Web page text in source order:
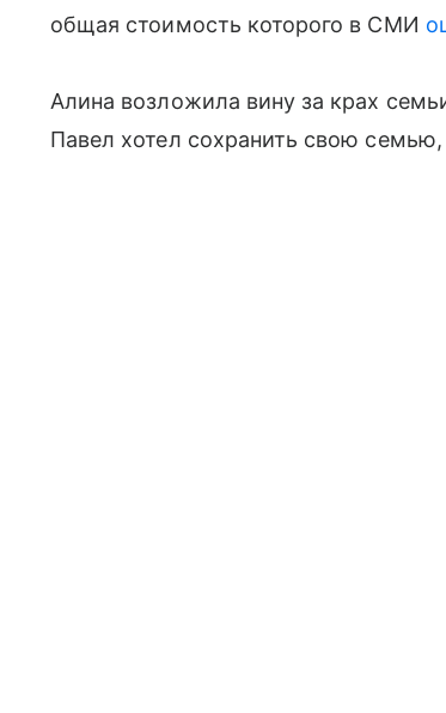
общая стоимость которого в СМИ
Алина возложила вину за крах
Павел хотел сохранить свою